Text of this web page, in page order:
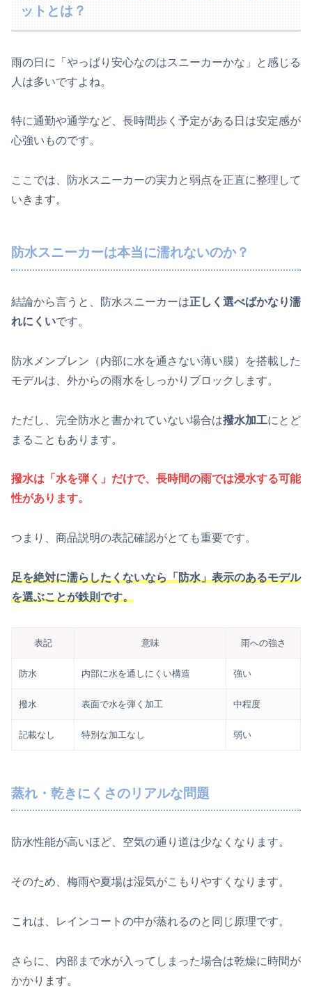
ットとは？
雨の日に「やっぱり安心なのはスニーカーかな」と感じる
人は多いですよね。
特に通勤や通学など、長時間歩く予定がある日は安定感が
心強いものです。
ここでは、防水スニーカーの実力と弱点を正直に整理して
いきます。
防水スニーカーは本当に濡れないのか？
結論から言うと、防水スニーカーは正しく選べばかなり濡
れにくいです。
防水メンブレン（内部に水を通さない薄い膜）を搭載した
モデルは、外からの雨水をしっかりブロックします。
ただし、完全防水と書かれていない場合は撥水加工にとど
まることもあります。
撥水は「水を弾く」だけで、長時間の雨では浸水する可能
性があります。
つまり、商品説明の表記確認がとても重要です。
足を絶対に濡らしたくないなら「防水」表示のあるモデル
を選ぶことが鉄則です。
表記 意味 雨への強さ
防水 内部に水を通しにくい構造 強い
撥水 表面で水を弾く加工 中程度
記載なし 特別な加工なし 弱い
蒸れ・乾きにくさのリアルな問題
防水性能が高いほど、空気の通り道は少なくなります。
そのため、梅雨や夏場は湿気がこもりやすくなります。
これは、レインコートの中が蒸れるのと同じ原理です。
さらに、内部まで水が入ってしまった場合は乾燥に時間が
かかります。